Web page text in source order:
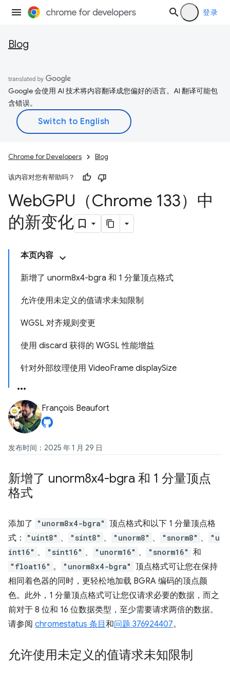
登录
Blog
Google 会使用 AI 技术将内容翻译成您偏好的语言。AI 翻译可能包
含错误。
Chrome for Developers Blog
该内容对您有帮助吗？
WebGPU（Chrome 133）中
的新变化
本页内容
新增了 unorm8x4-bgra 和 1 分量顶点格式
允许使用未定义的值请求未知限制
WGSL 对齐规则变更
使用 discard 获得的 WGSL 性能增益
针对外部纹理使用 VideoFrame displaySize
François Beaufort
发布时间：2025 年 1 月 29 日
新增了 unorm8x4-bgra 和 1 分量顶点
格式
添加了 "unorm8x4-bgra" 顶点格式和以下 1 分量顶点格
式：
"uint8" 、 "sint8" 、 "unorm8" 、 "snorm8" 、
"u
int16" 、 "sint16" 、 "unorm16" 、 "snorm16" 和
"float16" 。 "unorm8x4-bgra" 顶点格式可让您在保持
相同着色器的同时，更轻松地加载 BGRA 编码的顶点颜
色。此外，1 分量顶点格式可让您仅请求必要的数据，而之
前对于 8 位和 16 位数据类型，至少需要请求两倍的数据。
请参阅 chromestatus 条目 和问题 376924407。
允许使用未定义的值请求未知限制